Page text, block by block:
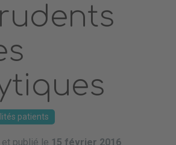
patients
et publié le 15 février 2016